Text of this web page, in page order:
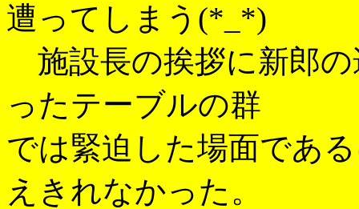
遭ってしまう(*_*)
施設長の挨拶に新郎
ったテーブルの群
では緊迫した場面であ
えきれなかった。